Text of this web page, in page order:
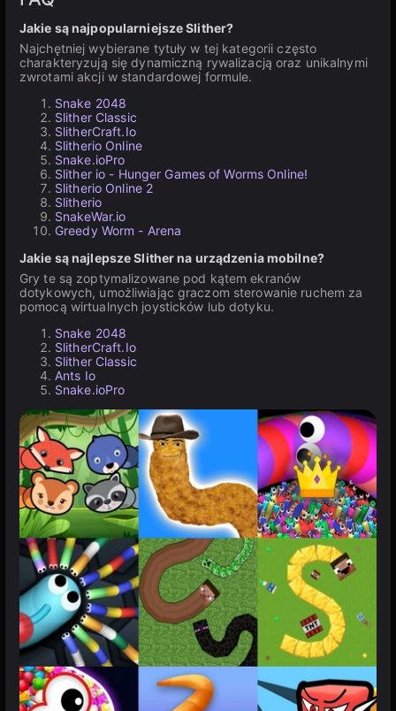
Jakie są najpopularniejsze Slither?
Najchętniej wybierane tytuły w tej kategorii często
charakteryzują się dynamiczną rywalizacją oraz unikalnymi
zwrotami akcji w standardowej formule.
Snake 2048
Slither Classic
SlitherCraft.Io
Slitherio Online
Snake.ioPro
Slither io - Hunger Games of Worms Online!
Slitherio Online 2
Slitherio
SnakeWar.io
Greedy Worm - Arena
Jakie są najlepsze Slither na urządzenia mobilne?
Gry te są zoptymalizowane pod kątem ekranów
dotykowych, umożliwiając graczom sterowanie ruchem za
pomocą wirtualnych joysticków lub dotyku.
Snake 2048
SlitherCraft.Io
Slither Classic
Ants Io
Snake.ioPro